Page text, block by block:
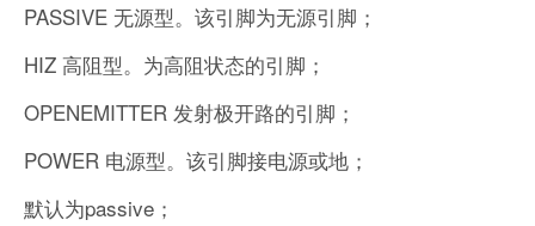
PASSIVE 无源型。该引脚为无源引脚；
HIZ 高阻型。为高阻状态的引脚；
OPENEMITTER 发射极开路的引脚；
POWER 电源型。该引脚接电源或地；
默认为passive；